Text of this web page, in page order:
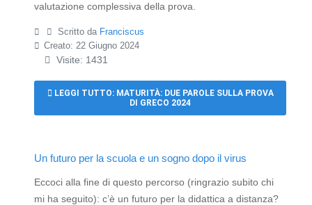
valutazione complessiva della prova.
Scritto da Franciscus
Creato: 22 Giugno 2024
Visite: 1431
LEGGI TUTTO: MATURITÀ: DUE PAROLE SULLA PROVA
DI GRECO 2024
Un futuro per la scuola e un sogno dopo il virus
Eccoci alla fine di questo percorso (ringrazio subito chi
mi ha seguito): c’è un futuro per la didattica a distanza?